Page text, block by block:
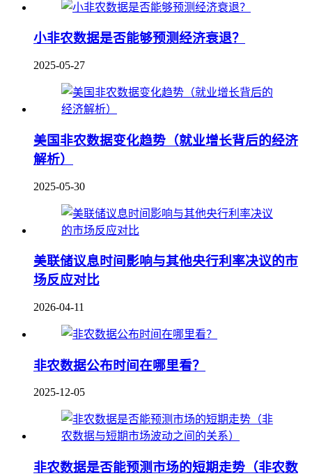
小非农数据是否能够预测经济衰退？
2025-05-27
美国非农数据变化趋势（就业增长背后的经济
解析）
2025-05-30
美联储议息时间影响与其他央行利率决议的市
场反应对比
2026-04-11
非农数据公布时间在哪里看？
2025-12-05
非农数据是否能预测市场的短期走势（非农数